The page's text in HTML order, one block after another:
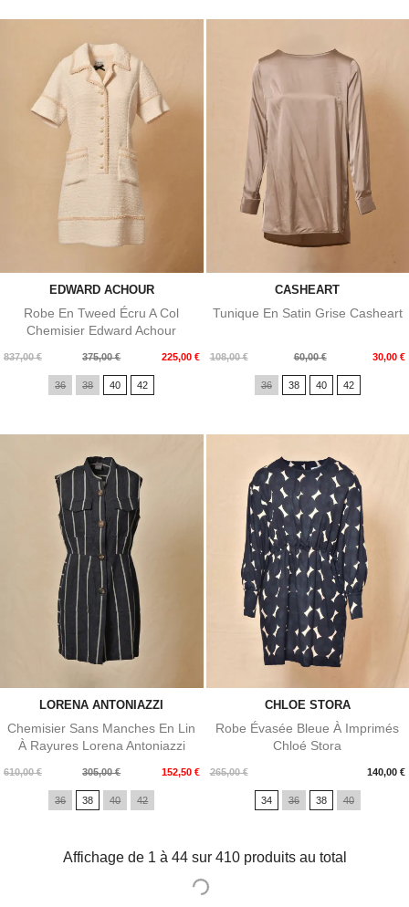
EDWARD ACHOUR
Robe En Tweed Écru A Col
Chemisier Edward Achour
837,00 €
Prix
375,00 € 225,00 €
Prix
36 38 40 42
CASHEART
Tunique En Satin Grise Casheart
108,00 €
Prix
60,00 € 30,00 €
Prix
36 38 40 42
LORENA ANTONIAZZI
Chemisier Sans Manches En Lin
À Rayures Lorena Antoniazzi
610,00 €
Prix
305,00 € 152,50 €
Prix
36 38 40 42
CHLOE STORA
Robe Évasée Bleue À Imprimés
Chloé Stora
265,00 € 140,00 €
Prix
34 36 38 40
Affichage de 1 à 44 sur 410 produits au total